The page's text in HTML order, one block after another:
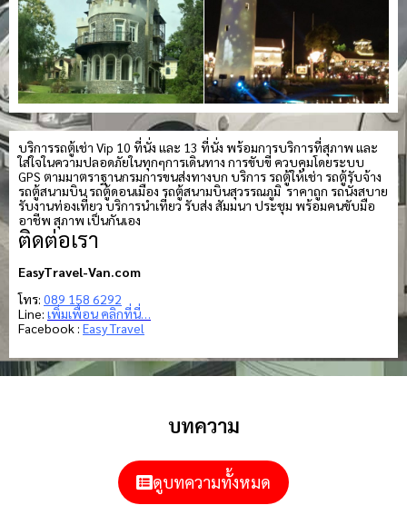
บริการรถตู้เช่า Vip 10 ที่นั่ง และ 13 ที่นั่ง พร้อมการบริการที่สุภาพ และ
ใส่ใจในความปลอดภัยในทุกๆการเดินทาง การขับขี่ ควบคุมโดยระบบ
GPS ตามมาตราฐานกรมการขนส่งทางบก บริการ รถตู้ให้เช่า รถตู้รับจ้าง
รถตู้สนามบิน รถตู้ดอนเมือง รถตู้สนามบินสุวรรณภูมิ ราคาถูก รถนั่งสบาย
รับงานท่องเที่ยว บริการนำเที่ยว รับส่ง สัมมนา ประชุม พร้อมคนขับมือ
อาชีพ สุภาพ เป็นกันเอง
ติดต่อเรา
EasyTravel-Van.com
โทร: 089 158 6292
Line: เพิ่มเพื่อน คลิกที่นี่…
Facebook : Easy Travel
บทความ
ดูบทความทั้งหมด